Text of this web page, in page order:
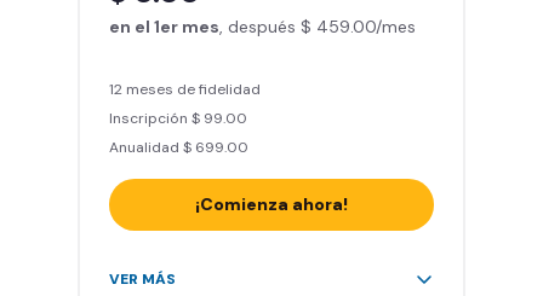
Acceso a todas las áreas de peso
en el 1er mes , después $ 459.00/mes
12 meses de fidelidad
Inscripción $ 99.00
Anualidad $ 699.00
¡Comienza ahora!
Acceso ilimitado a + 2.000
VER MÁS